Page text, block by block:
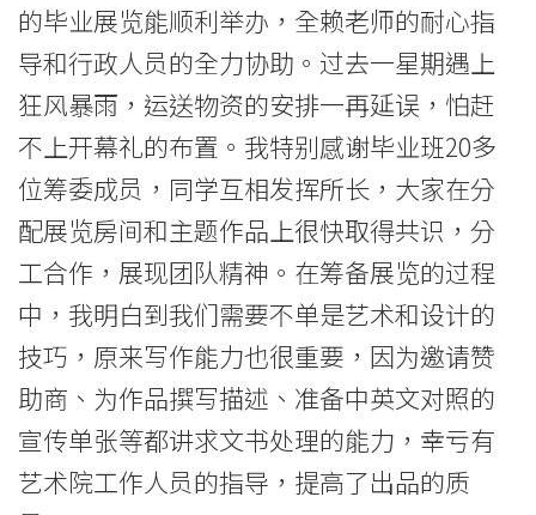
的毕业展览能顺利举办，全赖老师的耐心指
导和行政人员的全力协助。过去一星期遇上
狂风暴雨，运送物资的安排一再延误，怕赶
不上开幕礼的布置。我特别感谢毕业班20多
位筹委成员，同学互相发挥所长，大家在分
配展览房间和主题作品上很快取得共识，分
工合作，展现团队精神。在筹备展览的过程
中，我明白到我们需要不单是艺术和设计的
技巧，原来写作能力也很重要，因为邀请赞
助商、为作品撰写描述、准备中英文对照的
宣传单张等都讲求文书处理的能力，幸亏有
艺术院工作人员的指导，提高了出品的质